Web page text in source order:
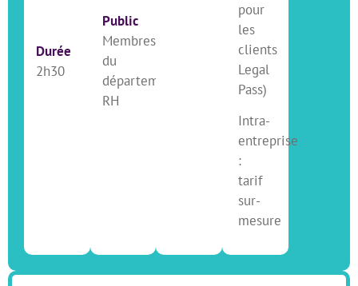
Durée
2h30
Public
Membres
du
département
RH
pour
les
clients
Legal
Pass)
Intra-
entreprise
:
tarif
sur-
mesure